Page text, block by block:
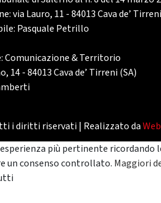
via Lauro, 11 - 84013 Cava de’
Pasquale Petrillo
& Territorio
14 - 84013 Cava de’ Tirreni (SA)
i diritti riservati | Realizzato da
più pertinente ricordando
un consenso controllato. Maggiori